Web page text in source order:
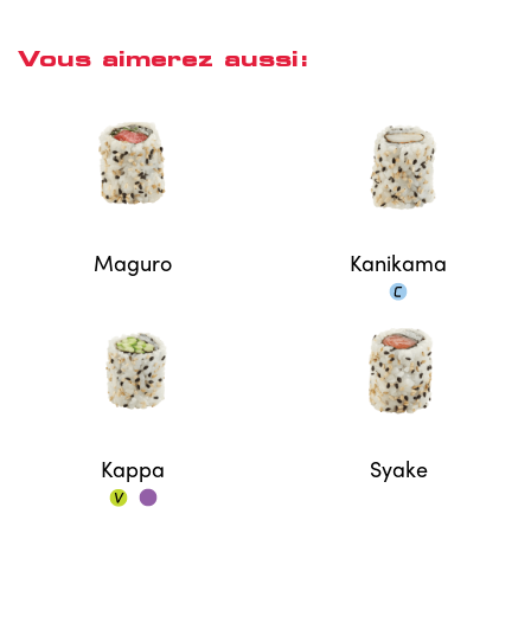
Vous aimerez aussi:
Maguro Kanikama
Kappa Syake